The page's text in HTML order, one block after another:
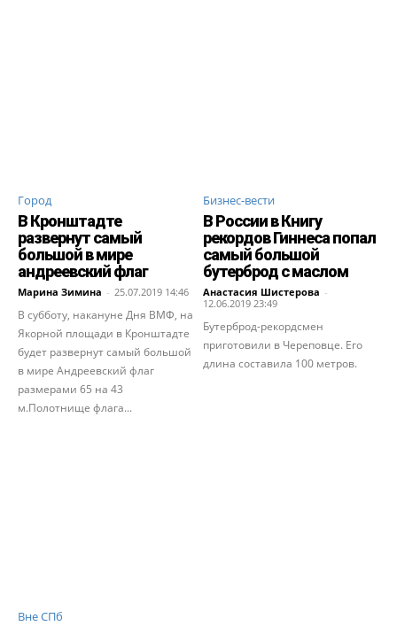
Город
В Кронштадте
развернут самый
большой в мире
андреевский флаг
Марина Зимина - 25.07.2019 14:46
В субботу, накануне Дня ВМФ, на
Якорной площади в Кронштадте
будет развернут самый большой
в мире Андреевский флаг
размерами 65 на 43
м.Полотнище флага...
Бизнес-вести
В России в Книгу
рекордов Гиннеса попал
самый большой
бутерброд с маслом
Анастасия Шистерова -
12.06.2019 23:49
Бутерброд-рекордсмен
приготовили в Череповце. Его
длина составила 100 метров.
Вне СПб